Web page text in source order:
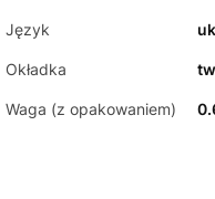
Język
Okładka
Waga (z opakowaniem)